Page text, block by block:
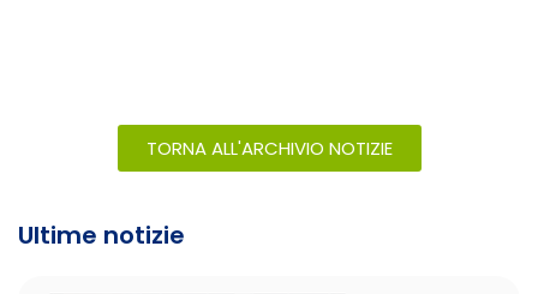
TORNA ALL'ARCHIVIO NOTIZIE
Ultime notizie